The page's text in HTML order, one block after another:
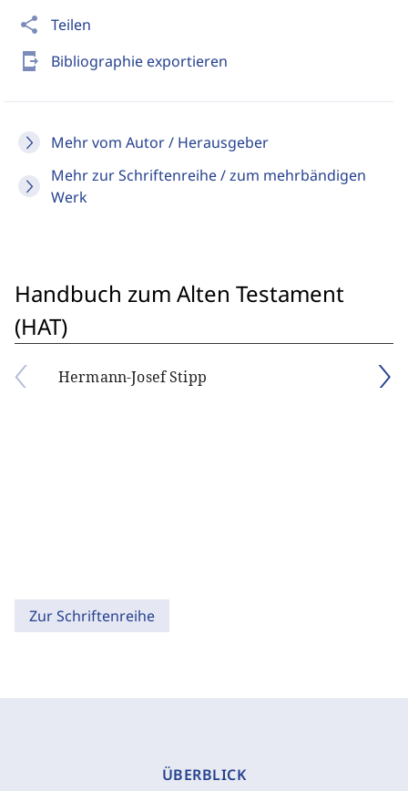
share Teilen
send_to_mobile Bibliographie exportieren
Mehr vom Autor / Herausgeber
Mehr zur Schriftenreihe / zum mehrbändigen
Werk
Handbuch zum Alten Testament
(HAT)
Hermann-Josef Stipp
Zur Schriftenreihe
ÜBERBLICK